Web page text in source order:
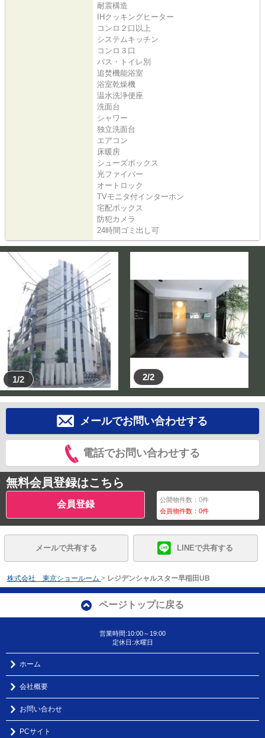
耐震構造
IHクッキングヒーター
コンロ２口以上
システムキッチン
コンロ３口
バス・トイレ別
追焚機能浴室
浴室乾燥機
温水洗浄便座
洗面台
シャワー
独立洗面台
エアコン
床暖房
シューズボックス
光ファイバー
オートロック
TVモニタ付インターホン
宅配ボックス
防犯カメラ
24時間ゴミ出し可
1/2 2/2
メールでお問い合わせする
電話でお問い合わせする
無料会員登録はこちら
会員登録 公開物件数：0件
会員物件数：0件
メールで共有する LINEで共有する
株式会社 東京ショールーム > レジデンシャルスター早稲田UB
ページトップに戻る
営業時間:10:00～19:00
定休日:水曜日
ホーム
会社概要
お問い合わせ
PCサイト